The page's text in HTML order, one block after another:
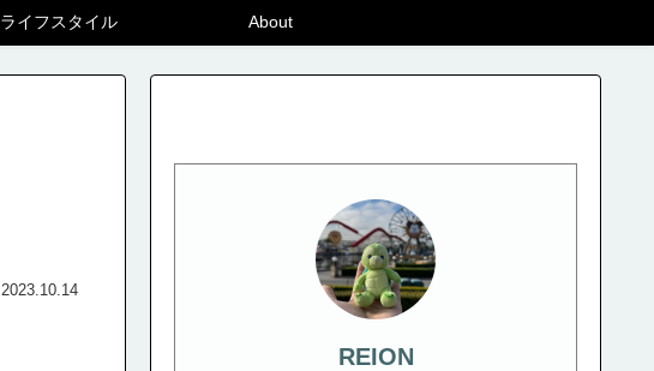
ライフスタイル About
2023.10.14
REION